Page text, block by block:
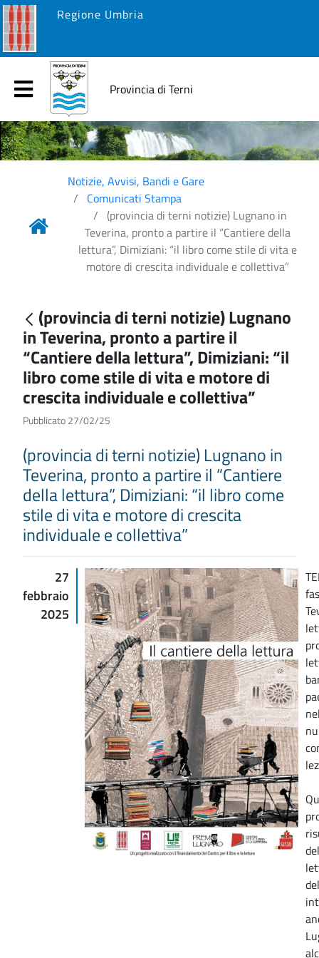
Regione Umbria
Provincia di Terni
Notizie, Avvisi, Bandi e Gare
Comunicati Stampa
(provincia di terni notizie) Lugnano in
Teverina, pronto a partire il “Cantiere della
lettura”, Dimiziani: “il libro come stile di vita e
motore di crescita individuale e collettiva”
(provincia di terni notizie) Lugnano
in Teverina, pronto a partire il
“Cantiere della lettura”, Dimiziani: “il
libro come stile di vita e motore di
crescita individuale e collettiva”
Pubblicato 27/02/25
(provincia di terni notizie) Lugnano in
Teverina, pronto a partire il “Cantiere
della lettura”, Dimiziani: “il libro come
stile di vita e motore di crescita
individuale e collettiva”
27
febbraio
2025